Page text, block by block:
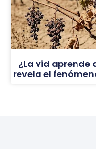
¿La vid aprende
revela el